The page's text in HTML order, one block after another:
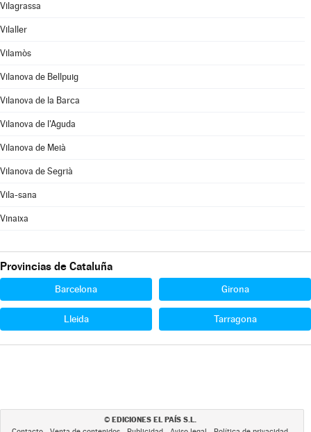
Vilagrassa
Vilaller
Vilamòs
Vilanova de Bellpuig
Vilanova de la Barca
Vilanova de l'Aguda
Vilanova de Meià
Vilanova de Segrià
Vila-sana
Vinaixa
Provincias de Cataluña
Barcelona Girona
Lleida Tarragona
© EDICIONES EL PAÍS S.L.